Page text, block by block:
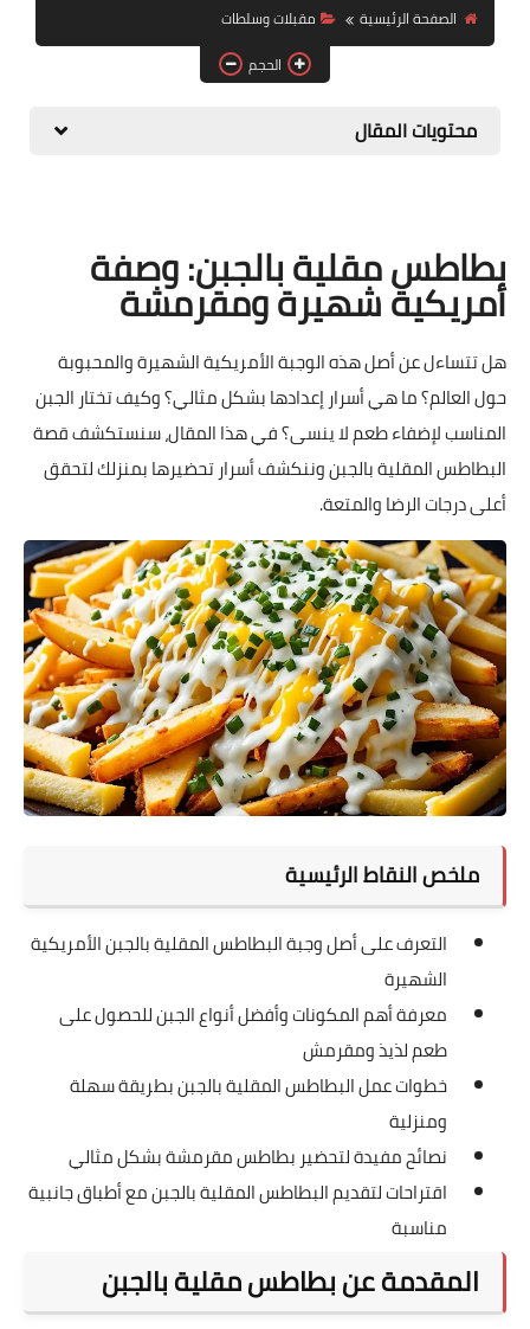
حلويات
مقبلات وسلطات
الصفحة الرئيسية
مقبلات وسلطات
الحجم
محتويات المقال
بطاطس مقلية بالجبن: وصفة
أمريكية شهيرة ومقرمشة
هل تتساءل عن أصل هذه الوجبة الأمريكية الشهيرة والمحبوبة
حول العالم؟ ما هي أسرار إعدادها بشكل مثالي؟ وكيف تختار الجبن
المناسب لإضفاء طعم لا ينسى؟ في هذا المقال، سنستكشف قصة
البطاطس المقلية بالجبن وننكشف أسرار تحضيرها بمنزلك لتحقق
أعلى درجات الرضا والمتعة.
ملخص النقاط الرئيسية
التعرف على أصل وجبة البطاطس المقلية بالجبن الأمريكية
الشهيرة
معرفة أهم المكونات وأفضل أنواع الجبن للحصول على
طعم لذيذ ومقرمش
خطوات عمل البطاطس المقلية بالجبن بطريقة سهلة
ومنزلية
نصائح مفيدة لتحضير بطاطس مقرمشة بشكل مثالي
اقتراحات لتقديم البطاطس المقلية بالجبن مع أطباق جانبية
مناسبة
المقدمة عن بطاطس مقلية بالجبن